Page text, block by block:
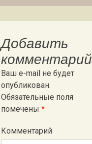
Добавить
комментарий
Ваш e-mail не будет
опубликован.
Обязательные поля
помечены *
Комментарий